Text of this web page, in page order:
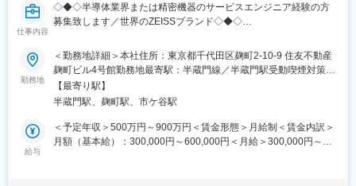
残業：15時間／月平均（繁忙期：当社の下期）
有給休暇：消化率6～7割程度
の属性（関係性）により異なる。
■当社の魅力：
【良好な就業環境】
規定あり）時間場所に拘束されないフレキシブルな働き方ができ
ます。
仕事内容
◇◆◇半導体業界または精密機器のサービスエンジニア経験の方
募集致します／世界のZEISSブランド◇◆◇
■職務詳細：
・半導体用フォトマスク測定装置または修正装置のメンテナンス
・半導体用フォトマスク測定装置または修正装置の修理
・ドイツ技術者とトラブル対応時のコミュニケーション
・半導体用フォトマスク測定装置または修正装置の据え付け・立
ち上げ
・顧客とのコミュニケーション（作業日程調整、レポート、技術
ミーティング）
勤務地
＜勤務地詳細＞本社住所：東京都千代田区麹町2-10-9 住友不動産
麹町ビル4号館勤務地最寄駅：半蔵門線／半蔵門駅受動喫煙対策：
屋内全面禁煙変更の範囲：会社の定める事業所
【最寄り駅】
半蔵門駅、麹町駅、市ケ谷駅
給与
＜予定年収＞500万円～900万円＜賃金形態＞月給制＜賃金内訳＞
月額（基本給）：300,000円～600,000円＜月給＞300,000円～